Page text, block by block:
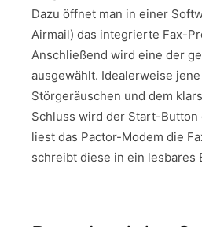
Dazu öffnet man in einer
Airmail) das integrierte Fax-
Anschließend wird eine der
ausgewählt. Idealerweise
Störgeräuschen und dem
Schluss wird der Start-Button
liest das Pactor-Modem die
schreibt diese in ein lesbares